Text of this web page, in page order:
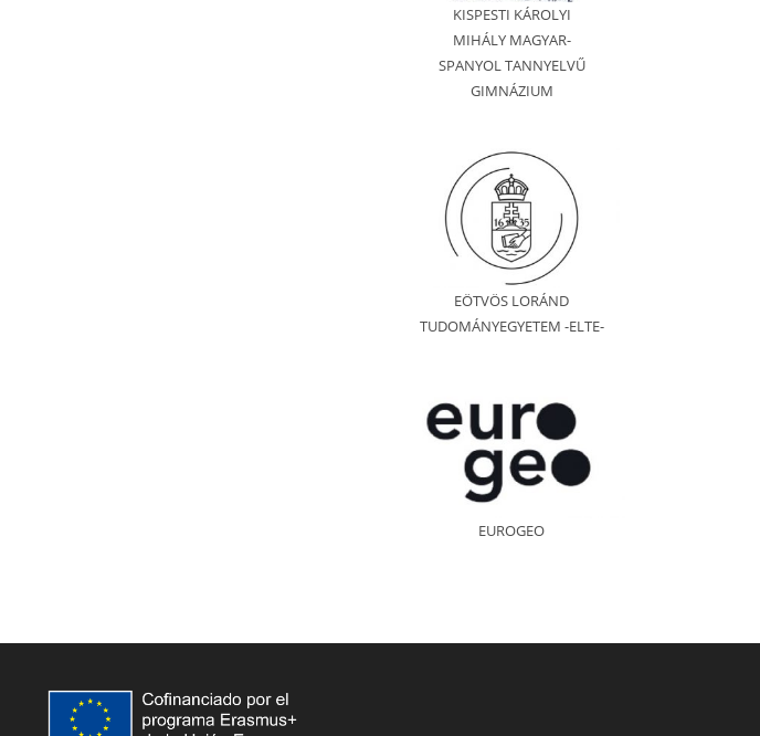
KISPESTI KÁROLYI
MIHÁLY MAGYAR-
SPANYOL TANNYELVŰ
GIMNÁZIUM
EÖTVÖS LORÁND
TUDOMÁNYEGYETEM -ELTE-
EUROGEO